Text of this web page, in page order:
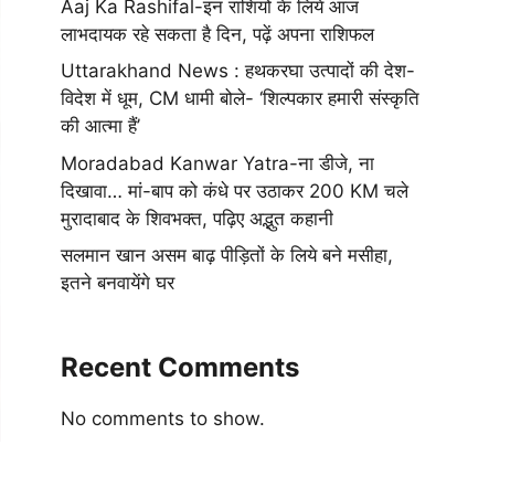
Aaj Ka Rashifal-इन राशियों के लिये आज
लाभदायक रहे सकता है दिन, पढ़ें अपना राशिफल
Uttarakhand News : हथकरघा उत्पादों की देश-
विदेश में धूम, CM धामी बोले- ‘शिल्पकार हमारी संस्कृति
की आत्मा हैं’
Moradabad Kanwar Yatra-ना डीजे, ना
दिखावा… मां-बाप को कंधे पर उठाकर 200 KM चले
मुरादाबाद के शिवभक्त, पढ़िए अद्भुत कहानी
सलमान खान असम बाढ़ पीड़ितों के लिये बने मसीहा,
इतने बनवायेंगे घर
Recent Comments
No comments to show.